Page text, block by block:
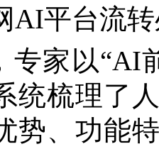
AI平台流
专家以“AI
统梳理了
势、功能